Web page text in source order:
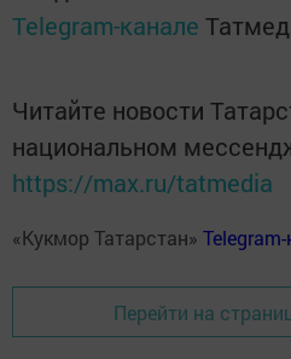
Telegram-канале
Читайте новости
национальном
https://max.ru/tatmedia
«Кукмор Татарстан»
Перейти на